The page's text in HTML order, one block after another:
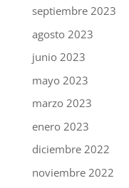
septiembre 2023
agosto 2023
junio 2023
mayo 2023
marzo 2023
enero 2023
diciembre 2022
noviembre 2022